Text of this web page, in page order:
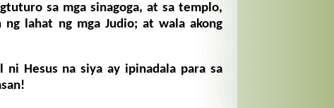
sa mga sinagoga, at sa templo,
ng lahat ng mga Judio; at wala akong
ni Hesus na siya ay ipinadala para sa